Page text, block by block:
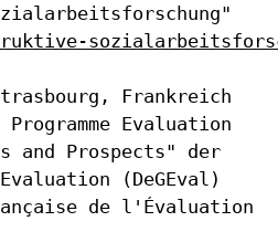
Evaluation
and Prospects" der
(DeGEval)
de l'Évaluation